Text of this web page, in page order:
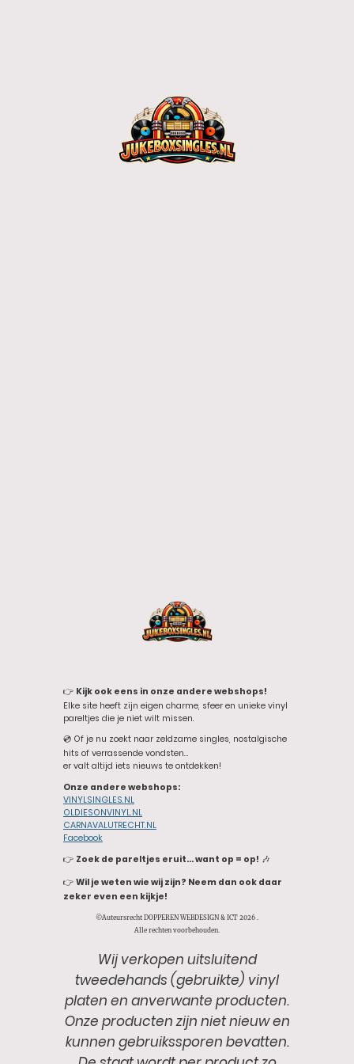
👉 Kijk ook eens in onze andere webshops!
Elke site heeft zijn eigen charme, sfeer en unieke vinyl
pareltjes die je niet wilt missen.
💿 Of je nu zoekt naar zeldzame singles, nostalgische
hits of verrassende vondsten…
er valt altijd iets nieuws te ontdekken!
Onze andere webshops:
VINYLSINGLES.NL
OLDIESONVINYL.NL
CARNAVALUTRECHT.NL
Facebook
👉 Zoek de pareltjes eruit… want op = op! 🎶
👉 Wil je weten wie wij zijn? Neem dan ook daar
zeker even een kijkje!
©Auteursrecht DOPPEREN WEBDESIGN & ICT 2026 .
Alle rechten voorbehouden.
Wij verkopen uitsluitend
tweedehands (gebruikte) vinyl
platen en anverwante producten.
Onze producten zijn niet nieuw en
kunnen gebruikssporen bevatten.